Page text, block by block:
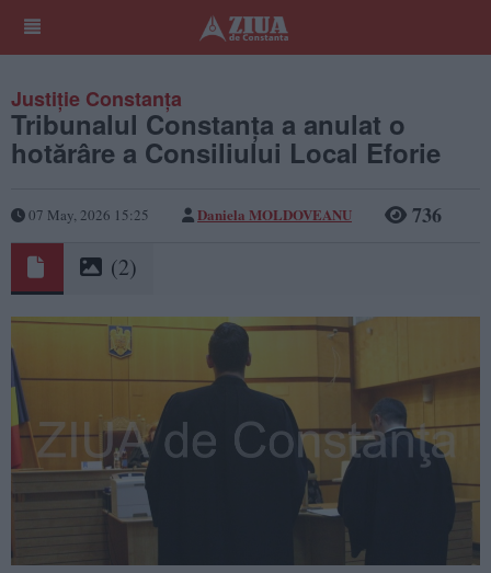
Justiție Constanța
Tribunalul Constanța a anulat o
hotărâre a Consiliului Local Eforie
07 May, 2026 15:25 Daniela MOLDOVEANU 736
(2)